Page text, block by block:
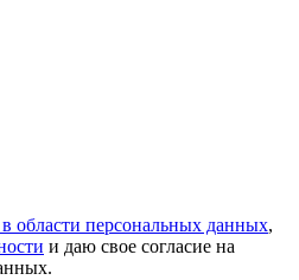
области персональных данных,
и даю свое согласие на